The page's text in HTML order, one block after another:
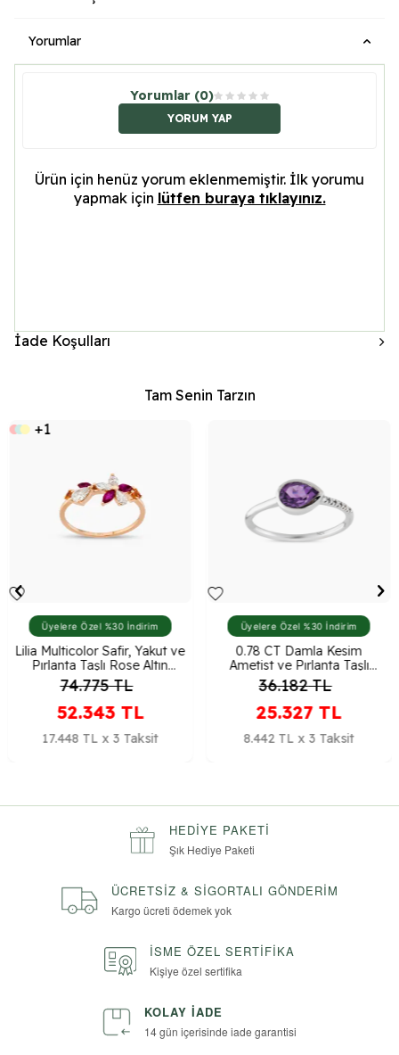
Yorumlar
Yorumlar (0)
YORUM YAP
Ürün için henüz yorum eklenmemiştir. İlk yorumu
yapmak için lütfen buraya tıklayınız.
İade Koşulları
Tam Senin Tarzın
+1
Üyelere Özel %30 İndirim
Lilia Multicolor Safir, Yakut ve
Pırlanta Taşlı Rose Altın
Yüzük
74.775TL
52.343TL
17.448 TL x 3 Taksit
Üyelere Özel %30 İndirim
0.78 CT Damla Kesim
Ametist ve Pırlanta Taşlı
Beyaz Altın Yüzük
36.182TL
25.327TL
8.442 TL x 3 Taksit
HEDIYE PAKETI
Şık Hediye Paketi
ÜCRETSIZ & SIGORTALI GÖNDERIM
Kargo ücreti ödemek yok
İSME ÖZEL SERTIFIKA
Kişiye özel sertifika
KOLAY İADE
14 gün içerisinde iade garantisi